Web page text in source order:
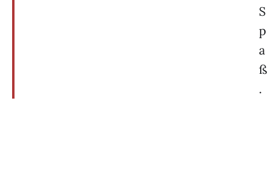
S
p
a
ß
.